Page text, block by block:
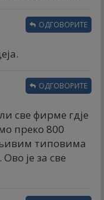
ОДГОВОРИТЕ
све фирме гдје
преко 800
типовима
је за све
ОДГОВОРИТЕ